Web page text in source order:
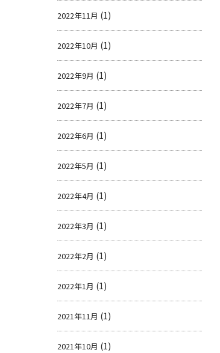
2022年11月 (1)
2022年10月 (1)
2022年9月 (1)
2022年7月 (1)
2022年6月 (1)
2022年5月 (1)
2022年4月 (1)
2022年3月 (1)
2022年2月 (1)
2022年1月 (1)
2021年11月 (1)
2021年10月 (1)